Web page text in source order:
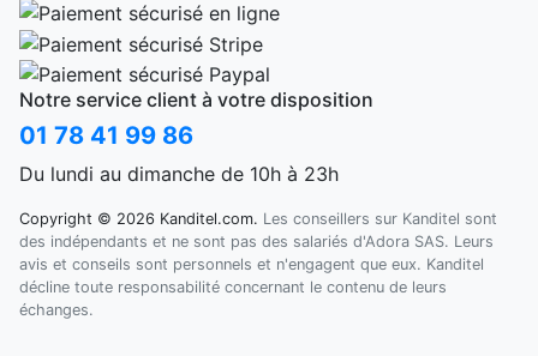
Notre service client à votre disposition
01 78 41 99 86
Du lundi au dimanche de 10h à 23h
Copyright © 2026 Kanditel.com. Les conseillers sur Kanditel sont
des indépendants et ne sont pas des salariés d'Adora SAS. Leurs
avis et conseils sont personnels et n'engagent que eux. Kanditel
décline toute responsabilité concernant le contenu de leurs
échanges.